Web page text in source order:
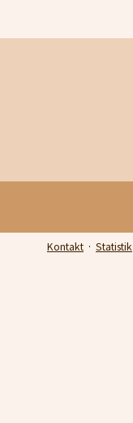
Kontakt · Statistik